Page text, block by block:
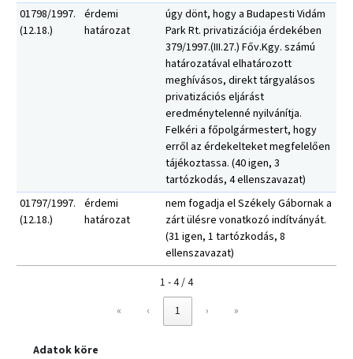
01798/1997.
(12.18.)
érdemi
határozat
úgy dönt, hogy a Budapesti Vidám
Park Rt. privatizációja érdekében
379/1997.(III.27.) Főv.Kgy. számú
határozatával elhatározott
meghívásos, direkt tárgyalásos
privatizációs eljárást
eredménytelenné nyilvánítja.
Felkéri a főpolgármestert, hogy
erről az érdekelteket megfelelően
tájékoztassa. (40 igen, 3
tartózkodás, 4 ellenszavazat)
01797/1997.
(12.18.)
érdemi
határozat
nem fogadja el Székely Gábornak a
zárt ülésre vonatkozó indítványát.
(31 igen, 1 tartózkodás, 8
ellenszavazat)
1 - 4 / 4
«
‹ 1 › »
Adatok köre